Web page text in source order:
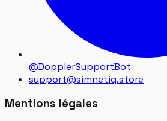
@DopplerSupportBot
support@simnetiq.store
Mentions légales